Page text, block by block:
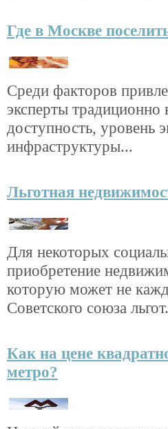
Где в Москве
Среди факторов
эксперты
доступность, уровень
инфраструктуры...
Льготная
Для некоторых
приобретение
которую может не
Советского союза
Как на цене
метро?